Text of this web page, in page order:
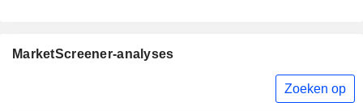
MarketScreener-analyses
Zoeken op